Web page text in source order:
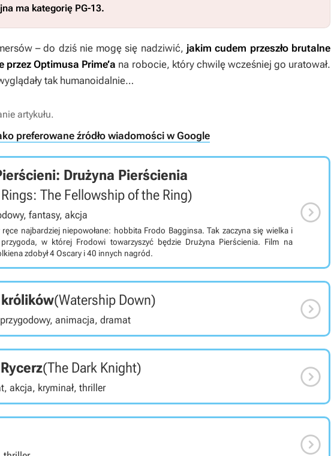
ma kategorię PG-13.
–do dziś nie mogę się nadziwić, jakim cudem przeszło brutalne
Optimusa Prime’a na robocie, który chwilę wcześniej go uratował.
tak humanoidalnie…
artykułu.
preferowane źródło wiadomości w Google
Drużyna Pierścienia
The Fellowship of the Ring)
fantasy, akcja
najbardziej niepowołane: hobbita Frodo Bagginsa. Tak zaczyna się wielka i
przygoda, w której Frodowi towarzyszyć będzie Drużyna Pierścienia. Film na
zdobył 4 Oscary i 40 innych nagród.

(Watership Down)
przygodowy, animacja, dramat 
(The Dark Knight)
akcja, kryminał, thriller 
